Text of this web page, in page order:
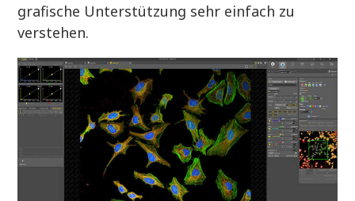
grafische Unterstützung sehr einfach zu
verstehen.